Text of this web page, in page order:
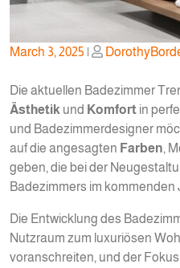
Posted
March 3, 2025 | Posted
Die aktuellen Badezimmer
Ästhetik und Komfort in
und Badezimmerdesigner
auf die angesagten Farben,
geben, die bei der
Badezimmers im kommenden
Die Entwicklung des
Nutzraum zum luxuriösen
voranschreiten, und der